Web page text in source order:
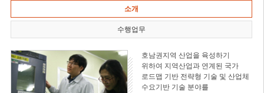
소개
수행업무
호남권지역 산업을 육성하기
위하여 지역산업과 연계된 국가
로드맵 기반 전략형 기술 및 산업체
수요기반 기술 분야를